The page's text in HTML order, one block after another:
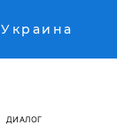
Украина
ДИАЛОГ